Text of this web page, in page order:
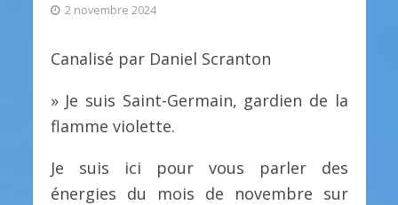
2 novembre 2024
Canalisé par Daniel Scranton
» Je suis Saint-Germain, gardien de la
flamme violette.
Je suis ici pour vous parler des
énergies du mois de novembre sur